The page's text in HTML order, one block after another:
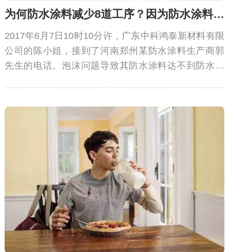
为何防水涂料减少8道工序？因为防水涂料消泡剂
2017年6月7日10时10分许，广东中科鸿泰新材料有限
公司的陈小姐，接到了河南郑州某防水涂料生产商郭
先生的电话。泡沫问题导致其防水涂料达不到防水要